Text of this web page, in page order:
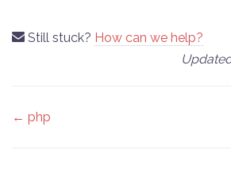
Still stuck? How can we help?
Doc
← php